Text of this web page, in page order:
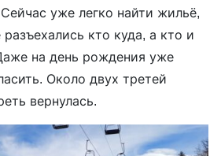
уже легко найти жильё,
кто куда, а кто и
на день рождения уже
Около двух третей
вернулась.